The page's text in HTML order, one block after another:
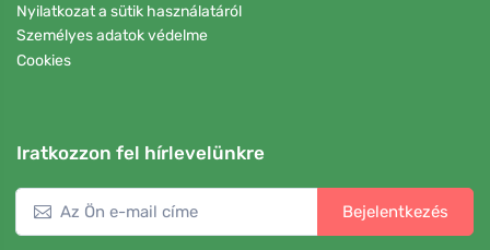
Nyilatkozat a sütik használatáról
Személyes adatok védelme
Cookies
Iratkozzon fel hírlevelünkre
Bejelentkezés